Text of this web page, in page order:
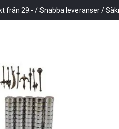
från 29:- / Snabba leveranser /